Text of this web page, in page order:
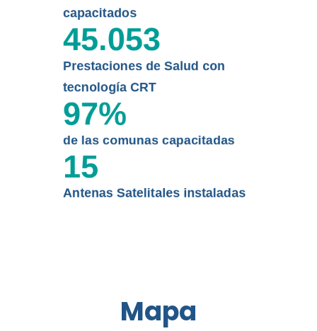
capacitados
Prestaciones de Salud con
tecnología CRT
45.053
de las comunas capacitadas
97%
Antenas Satelitales instaladas
15
Mapa